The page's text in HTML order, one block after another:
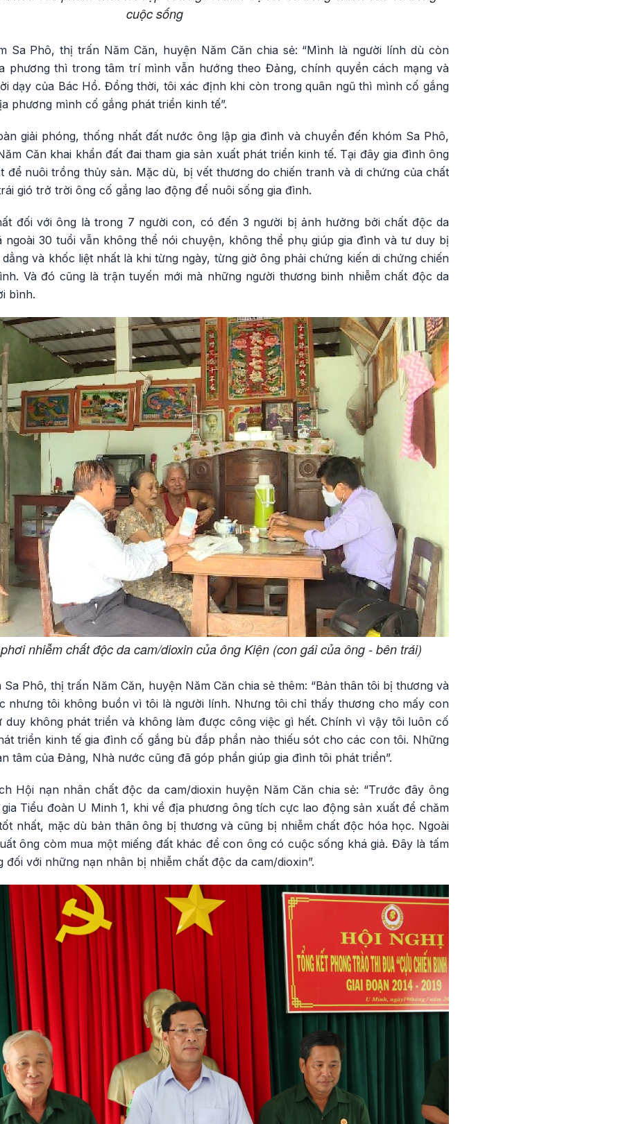
cuộc sống
Sa Phô, thị trấn Năm Căn, huyện Năm Căn chia sẻ: “Mình là người lính dù còn
phương thì trong tâm trí mình vẫn hướng theo Đảng, chính quyền cách mạng và
dạy của Bác Hồ. Đồng thời, tôi xác định khi còn trong quân ngũ thì mình cố gắng
phương mình cố gắng phát triển kinh tế”.
giải phóng, thống nhất đất nước ông lập gia đình và chuyển đến khóm Sa Phô,
Căn khai khẩn đất đai tham gia sản xuất phát triển kinh tế. Tại đây gia đình ông
để nuôi trồng thủy sản. Mặc dù, bị vết thương do chiến tranh và di chứng của chất
gió trở trời ông cố gắng lao động để nuôi sống gia đình.
đối với ông là trong 7 người con, có đến 3 người bị ảnh hưởng bởi chất độc da
ngoài 30 tuổi vẫn không thể nói chuyện, không thể phụ giúp gia đình và tư duy bị
và khốc liệt nhất là khi từng ngày, từng giờ ông phải chứng kiến di chứng chiến
Và đó cũng là trận tuyến mới mà những người thương binh nhiễm chất độc da
bình.
nhiễm chất độc da cam/dioxin của ông Kiện (con gái của ông - bên trái)
Phô, thị trấn Năm Căn, huyện Năm Căn chia sẻ thêm: “Bản thân tôi bị thương và
nhưng tôi không buồn vì tôi là người lính. Nhưng tôi chỉ thấy thương cho mấy con
không phát triển và không làm được công việc gì hết. Chính vì vậy tôi luôn cố
triển kinh tế gia đình cố gắng bù đắp phần nào thiếu sót cho các con tôi. Những
tâm của Đảng, Nhà nước cũng đã góp phần giúp gia đình tôi phát triển”.
Hội nạn nhân chất độc da cam/dioxin huyện Năm Căn chia sẻ: “Trước đây ông
Tiểu đoàn U Minh 1, khi về địa phương ông tích cực lao động sản xuất để chăm
nhất, mặc dù bản thân ông bị thương và cũng bị nhiễm chất độc hóa học. Ngoài
ông còm mua một miếng đất khác để con ông có cuộc sống khá giả. Đây là tấm
với những nạn nhân bị nhiễm chất độc da cam/dioxin”.